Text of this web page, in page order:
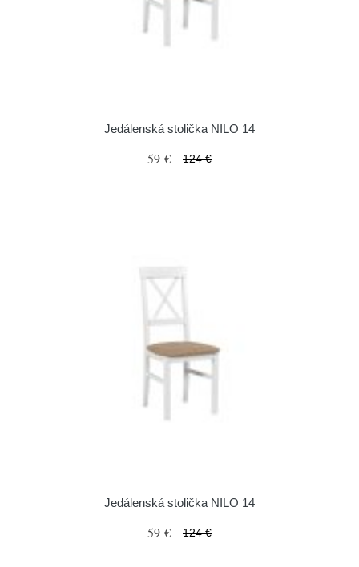
Jedálenská stolička NILO 14
59 € 124 €
Jedálenská stolička NILO 14
59 € 124 €